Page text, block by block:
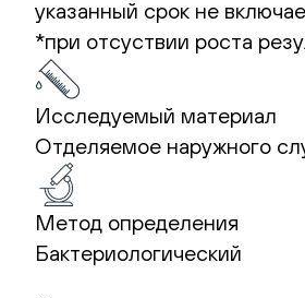
указанный срок не
*при отсуствии роста
Исследуемый материал
Отделяемое наружного
Метод определения
Бактериологический